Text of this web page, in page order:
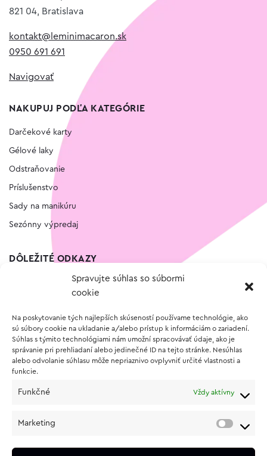
Spravujte súhlas so súbormi
cookie
Na poskytovanie tých najlepších skúseností používame technológie, ako
sú súbory cookie na ukladanie a/alebo prístup k informáciám o zariadení.
Súhlas s týmito technológiami nám umožní spracovávať údaje, ako je
správanie pri prehliadaní alebo jedinečné ID na tejto stránke. Nesúhlas
alebo odvolanie súhlasu môže nepriaznivo ovplyvniť určité vlastnosti a
funkcie.
Funkčné Vždy aktívny
Marketing
821 04, Bratislava
kontakt@leminimacaron.sk
0950 691 691
Navigovať
NAKUPUJ PODĽA KATEGÓRIE
Darčekové karty
Gélové laky
Odstraňovanie
Príslušenstvo
Sady na manikúru
Sezónny výpredaj
DÔLEŽITÉ ODKAZY
Vernostný program
O NÁKUPE
Vrátenie a reklamácia tovaru